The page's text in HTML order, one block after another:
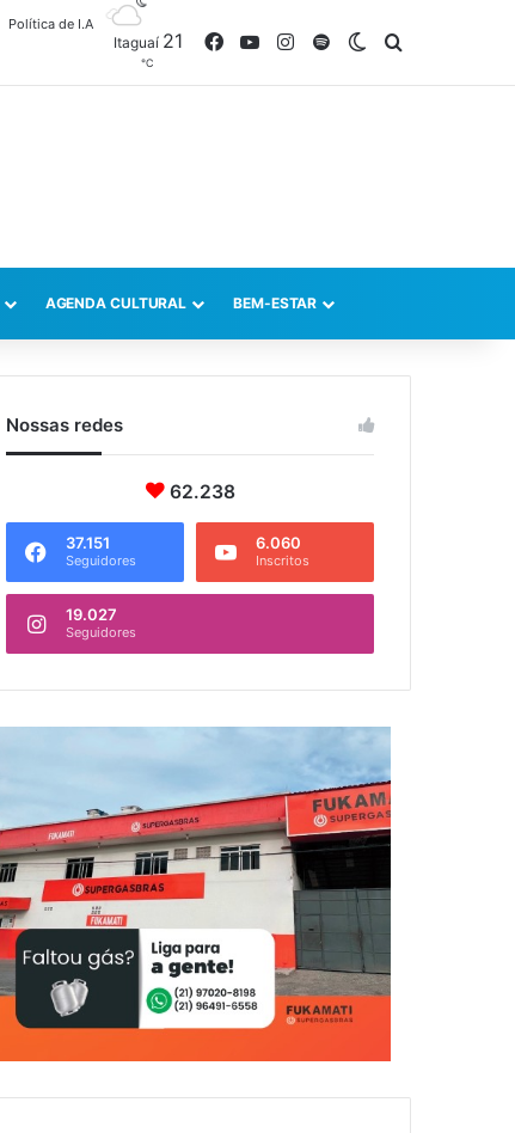
Política de I.A
Itaguaí 21
℃
FacebookYouTubeInstagram
SpotifySwitch skin
AGENDA CULTURAL BEM-ESTAR
Nossas redes
62.238
37.151
Seguidores
6.060
Inscritos
19.027
Seguidores